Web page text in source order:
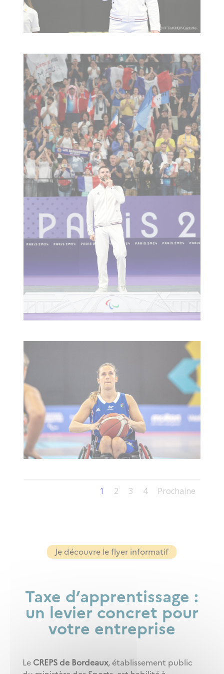
1 2 3 4 Prochaine
Je découvre le flyer informatif
Taxe d’apprentissage :
un levier concret pour
votre entreprise
Le CREPS de Bordeaux, établissement public